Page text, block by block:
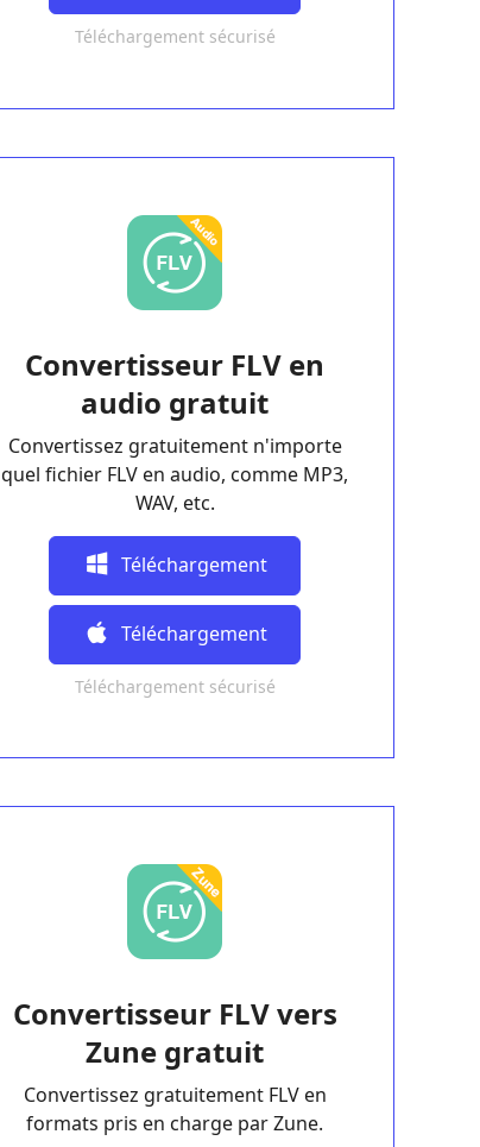
Gratuit
Téléchargement sécurisé
Convertisseur FLV en
audio gratuit
Convertissez gratuitement n'importe
quel fichier FLV en audio, comme MP3,
WAV, etc.
Téléchargement
Gratuit
Téléchargement
Gratuit
Téléchargement sécurisé
Convertisseur FLV vers
Zune gratuit
Convertissez gratuitement FLV en
formats pris en charge par Zune.